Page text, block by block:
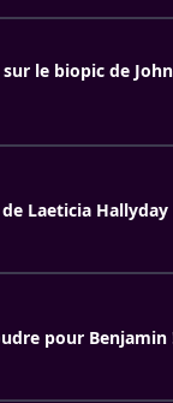
le biopic de
Laeticia Hallyday
pour Benjamin